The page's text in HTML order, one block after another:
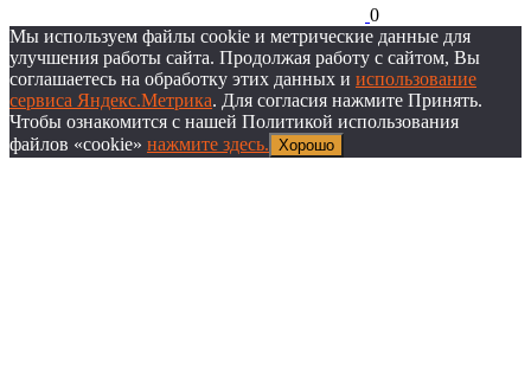
0
Мы используем файлы cookie и метрические данные для
улучшения работы сайта. Продолжая работу с сайтом, Вы
соглашаетесь на обработку этих данных и использование
сервиса Яндекс.Метрика. Для согласия нажмите Принять.
Чтобы ознакомится с нашей Политикой использования
файлов «cookie» нажмите здесь. Хорошо